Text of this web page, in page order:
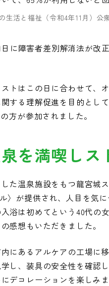
生活と福祉（令和4年11月）
日に障害者差別解消法が
トはこの日に合わせて、
する理解促進を目的とし
方が参加されました。
を満喫しス
た温泉施設をもつ龍宮城
〉が提供され、人目を気
浴は初めてという40代
感想もいただきました。
にあるアルケアの工場に
し、装具の安全性を確認
デコレーションを楽し